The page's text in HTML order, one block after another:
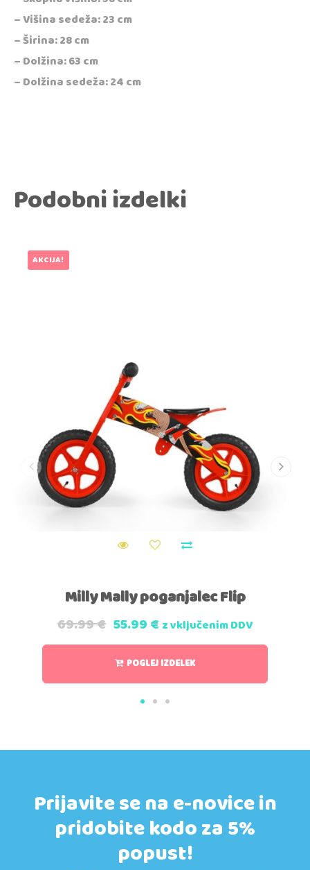
– Višina sedeža: 23 cm
– Širina: 28 cm
– Dolžina: 63 cm
– Dolžina sedeža: 24 cm
Podobni izdelki
AKCIJA!
Milly Mally poganjalec Flip
69.99€ 55.99€ z vključenim DDV
POGLEJ IZDELEK
Prijavite se na e-novice in
pridobite kodo za 5%
popust!